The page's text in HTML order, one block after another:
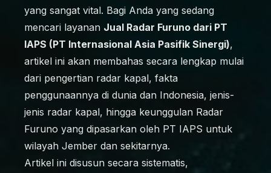
yang sangat vital. Bagi Anda yang sedang
mencari layanan Jual Radar Furuno dari PT
IAPS (PT Internasional Asia Pasifik Sinergi),
artikel ini akan membahas secara lengkap mulai
dari pengertian radar kapal, fakta
penggunaannya di dunia dan Indonesia, jenis-
jenis radar kapal, hingga keunggulan Radar
Furuno yang dipasarkan oleh PT IAPS untuk
wilayah Jember dan sekitarnya.
Artikel ini disusun secara sistematis,